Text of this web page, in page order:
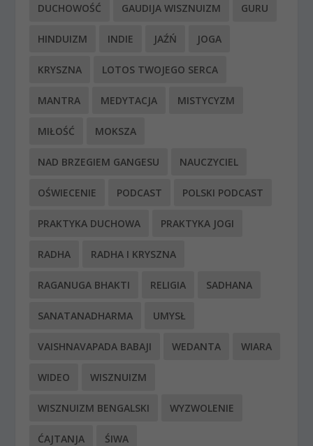
DUCHOWOŚĆ GAUDIJA WISZNUIZM GURU
HINDUIZM INDIE JAŹŃ JOGA
KRYSZNA LOTOS TWOJEGO SERCA
MANTRA MEDYTACJA MISTYCYZM
MIŁOŚĆ MOKSZA
NAD BRZEGIEM GANGESU NAUCZYCIEL
OŚWIECENIE PODCAST POLSKI PODCAST
PRAKTYKA DUCHOWA PRAKTYKA JOGI
RADHA RADHA I KRYSZNA
RAGANUGA BHAKTI RELIGIA SADHANA
SANATANADHARMA UMYSŁ
VAISHNAVAPADA BABAJI WEDANTA WIARA
WIDEO WISZNUIZM
WISZNUIZM BENGALSKI WYZWOLENIE
ĆAJTANJA ŚIWA